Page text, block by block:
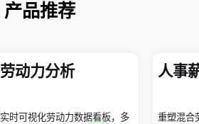
产品推荐
劳动力分析
实时可视化劳动力数据看板，多
人事
重塑混合